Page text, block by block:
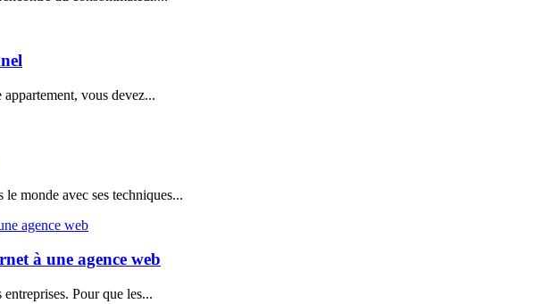
vous devez...
le monde avec ses techniques...
à une agence web
Pour que les...